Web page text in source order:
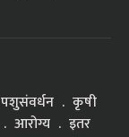
पशुसंवर्धन
कृषी
आरोग्य इतर